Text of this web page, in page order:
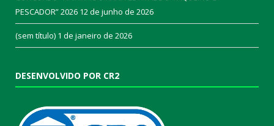
PESCADOR” 2026 12 de junho de 2026
(sem título) 1 de janeiro de 2026
DESENVOLVIDO POR CR2